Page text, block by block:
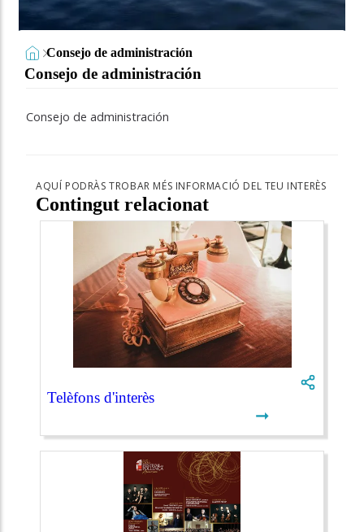
Consejo de administración
Consejo de administración
Consejo de administración
AQUÍ PODRÀS TROBAR MÉS INFORMACIÓ DEL TEU INTERÈS
Contingut relacionat
Telèfons d'interès
➞